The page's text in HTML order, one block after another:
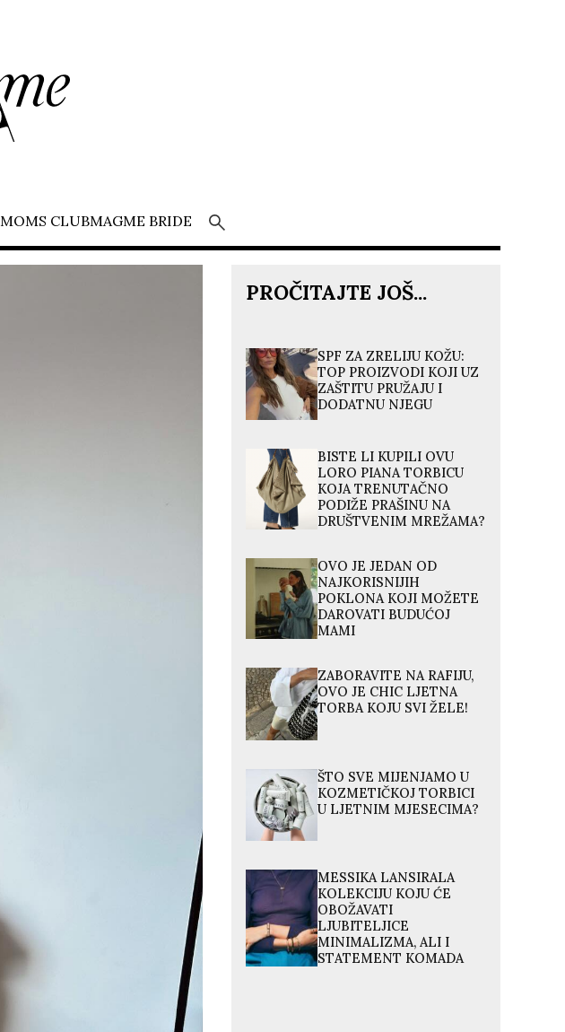
MOMS CLUBMAGME BRIDE
PROČITAJTE JOŠ...
SPF ZA ZRELIJU KOŽU:
TOP PROIZVODI KOJI UZ
ZAŠTITU PRUŽAJU I
DODATNU NJEGU
BISTE LI KUPILI OVU
LORO PIANA TORBICU
KOJA TRENUTAČNO
PODIŽE PRAŠINU NA
DRUŠTVENIM MREŽAMA?
OVO JE JEDAN OD
NAJKORISNIJIH
POKLONA KOJI MOŽETE
DAROVATI BUDUĆOJ
MAMI
ZABORAVITE NA RAFIJU,
OVO JE CHIC LJETNA
TORBA KOJU SVI ŽELE!
ŠTO SVE MIJENJAMO U
KOZMETIČKOJ TORBICI
U LJETNIM MJESECIMA?
MESSIKA LANSIRALA
KOLEKCIJU KOJU ĆE
OBOŽAVATI
LJUBITELJICE
MINIMALIZMA, ALI I
STATEMENT KOMADA